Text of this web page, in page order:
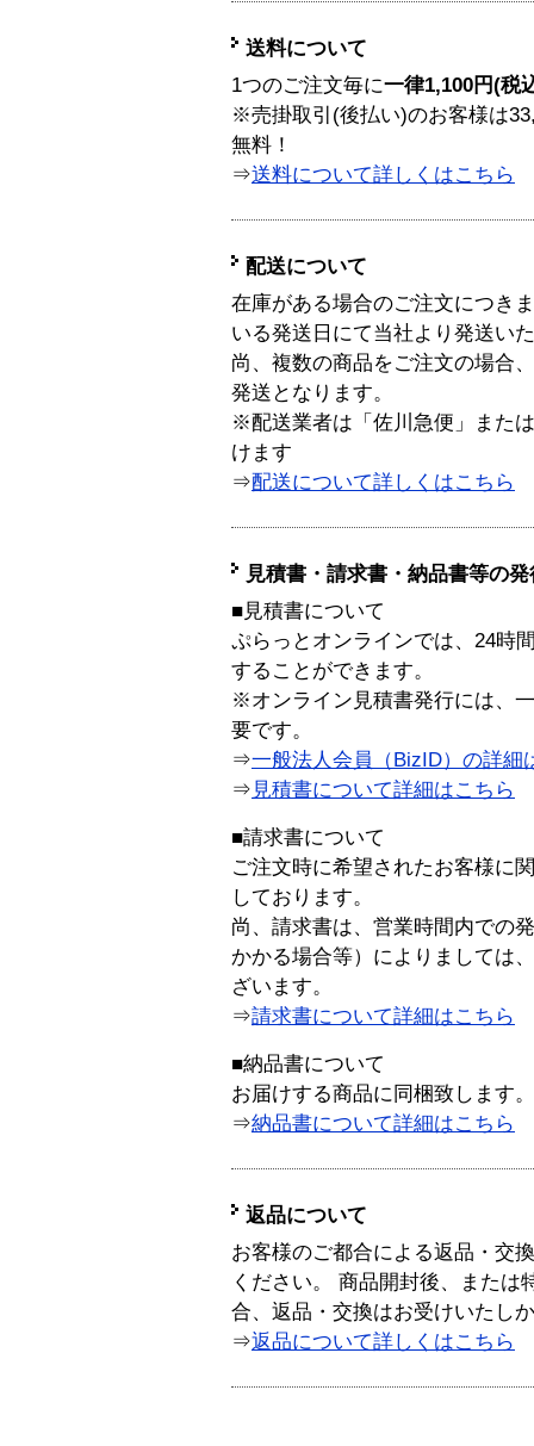
送料について
1つのご注文毎に一律1,100円(税
※売掛取引(後払い)のお客様は
無料！
⇒送料について詳しくはこちら
配送について
在庫がある場合のご注文につき
いる発送日にて当社より発送い
尚、複数の商品をご注文の場合
発送となります。
※配送業者は「佐川急便」また
けます
⇒配送について詳しくはこちら
見積書・請求書・納品書等の
■見積書について
ぷらっとオンラインでは、24時
することができます。
※オンライン見積書発行には、
要です。
⇒一般法人会員（BizID）の詳細
⇒ 見積書について詳細はこちら
■請求書について
ご注文時に希望されたお客様に
しております。
尚、請求書は、営業時間内での
かかる場合等）によりましては
ざいます。
⇒請求書について詳細はこちら
■納品書について
お届けする商品に同梱致します。
⇒納品書について詳細はこちら
返品について
お客様のご都合による返品・交
ください。 商品開封後、または
合、返品・交換はお受けいたし
⇒返品について詳しくはこちら